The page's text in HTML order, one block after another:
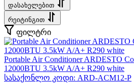
დასახელებით
რეიტინგით
ფილტრი
Portable Air Conditioner ARDESTO
12000BTU 3.5kW A/A+ R290 white
სასაქონლო კოდი: ARD-ACM12-P